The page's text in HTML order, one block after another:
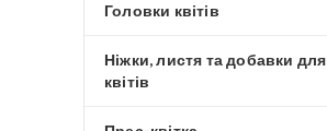
Головки квітів
Ніжки, листя та добавки для
квітів